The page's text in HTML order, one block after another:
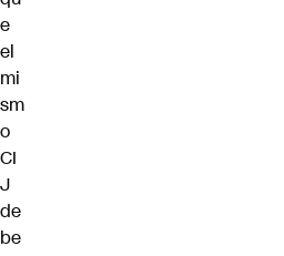
e
el
mi
sm
o
CI
J
de
be